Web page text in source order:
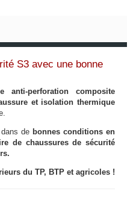
S3 avec une bonne
perforation composite
et isolation thermique
de bonnes conditions en
de chaussures de sécurité
du TP, BTP et agricoles !